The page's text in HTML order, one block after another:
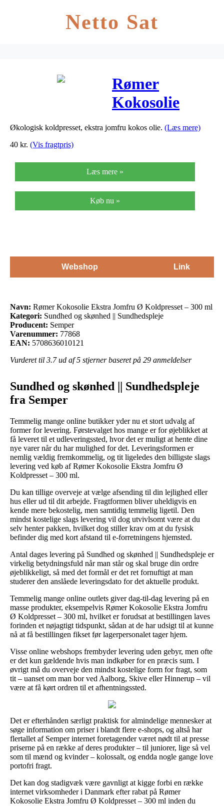
Netto Sat
Rømer
Kokosolie
Ekstra Jomfru
– 300 ml
Økologisk koldpresset, ekstra jomfru kokos olie. (Læs mere)
40 kr. (Vis fragtpris)
Læs mere »
Køb nu »
Webshop Link
Navn: Rømer Kokosolie Ekstra Jomfru Ø Koldpresset – 300 ml
Kategori: Sundhed og skønhed || Sundhedspleje
Producent: Semper
Varenummer: 77868
EAN: 5708636010121
Vurderet til 3.7ud af 5 stjerner baseret på 29 anmeldelser
Sundhed og skønhed || Sundhedspleje
fra Semper
Temmelig mange online butikker yder nu et stort udvalg af
former for levering. Førstevalget hos mange er for øjeblikket at
få leveret til et udleveringssted, hvor det er muligt at hente dine
nye varer når du har mulighed for det. Leveringsformen er
nemlig vældig fremkommelig, og tit ligeledes den billigste slags
levering ved køb af Rømer Kokosolie Ekstra Jomfru Ø
Koldpresset – 300 ml.
Du kan tillige overveje at vælge afsending til din lejlighed eller
hus eller ud til dit arbejde. Fragtformen bliver uheldigvis en
kende mere bekostelig, men samtidig temmelig ligetil. Den
mindst kostelige slags levering vil dog utvivlsomt være at du
selv henter pakken, hvilket dog stiller krav om at du fysisk
befinder dig med kort afstand til e-forretningens hjemsted.
Antal dages levering på Sundhed og skønhed || Sundhedspleje er
virkelig betydningsfuld når man står og skal bruge din ordre
øjeblikkeligt, så med det formål er det ret fornuftigt at man
studerer den anslåede leveringsdato for det aktuelle produkt.
Temmelig mange online outlets giver dag-til-dag levering på en
masse produkter, eksempelvis Rømer Kokosolie Ekstra Jomfru
Ø Koldpresset – 300 ml, hvilket er forudsat at bestillingen laves
forinden et nøjagtigt tidspunkt, sådan at de har udsigt til at kunne
nå at få bestillingen fikset før lagerpersonalet tager hjem.
Visse online webshops frembyder levering uden gebyr, men ofte
er det kun gældende hvis man indkøber for en præcis sum. I
øvrigt må du overveje den mindst kostelige form for fragt, som
tit – uanset om man bor ved Aalborg, Skive eller Hinnerup – vil
være at få kørt ordren til et afhentningssted.
Det er efterhånden særligt praktisk for almindelige mennesker at
søge information om priser i blandt flere e-shops, og altså har
flertallet af Semper internet foretagender været nødt til at presse
priserne på en række af deres produkter – til juniorer, lige så vel
som til mænd og kvinder – kolossalt, og endda nogle gange love
portofri fragt.
Det kan dog stadigvæk være gavnligt at kigge forbi en række
internet virksomheder i Danmark efter rabat på Rømer
Kokosolie Ekstra Jomfru Ø Koldpresset – 300 ml inden du